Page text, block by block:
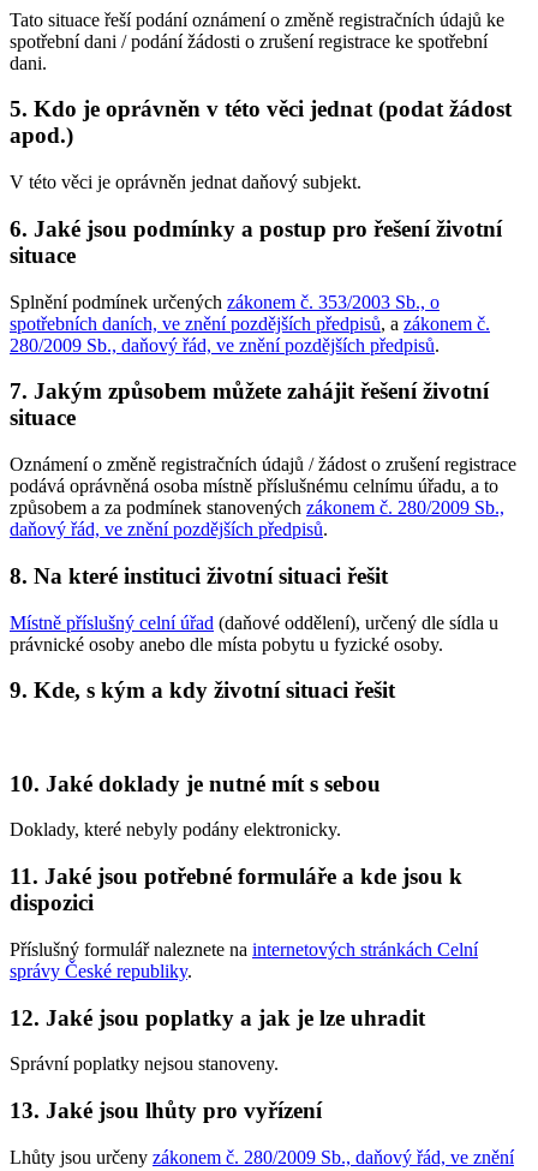
Tato situace řeší podání oznámení o změně registračních údajů ke
spotřební dani / podání žádosti o zrušení registrace ke spotřební
dani.
5. Kdo je oprávněn v této věci jednat (podat žádost
apod.)
V této věci je oprávněn jednat daňový subjekt.
6. Jaké jsou podmínky a postup pro řešení životní
situace
Splnění podmínek určených zákonem č. 353/2003 Sb., o
spotřebních daních, ve znění pozdějších předpisů, a zákonem č.
280/2009 Sb., daňový řád, ve znění pozdějších předpisů.
7. Jakým způsobem můžete zahájit řešení životní
situace
Oznámení o změně registračních údajů / žádost o zrušení registrace
podává oprávněná osoba místně příslušnému celnímu úřadu, a to
způsobem a za podmínek stanovených zákonem č. 280/2009 Sb.,
daňový řád, ve znění pozdějších předpisů.
8. Na které instituci životní situaci řešit
Místně příslušný celní úřad (daňové oddělení), určený dle sídla u
právnické osoby anebo dle místa pobytu u fyzické osoby.
9. Kde, s kým a kdy životní situaci řešit
10. Jaké doklady je nutné mít s sebou
Doklady, které nebyly podány elektronicky.
11. Jaké jsou potřebné formuláře a kde jsou k
dispozici
Příslušný formulář naleznete na internetových stránkách Celní
správy České republiky.
12. Jaké jsou poplatky a jak je lze uhradit
Správní poplatky nejsou stanoveny.
13. Jaké jsou lhůty pro vyřízení
Lhůty jsou určeny zákonem č. 280/2009 Sb., daňový řád, ve znění